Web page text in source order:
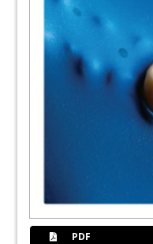
Termine/
Redaktion
Das gesamte
möchte sich bei
Autoren,
Henry Schein
PDF